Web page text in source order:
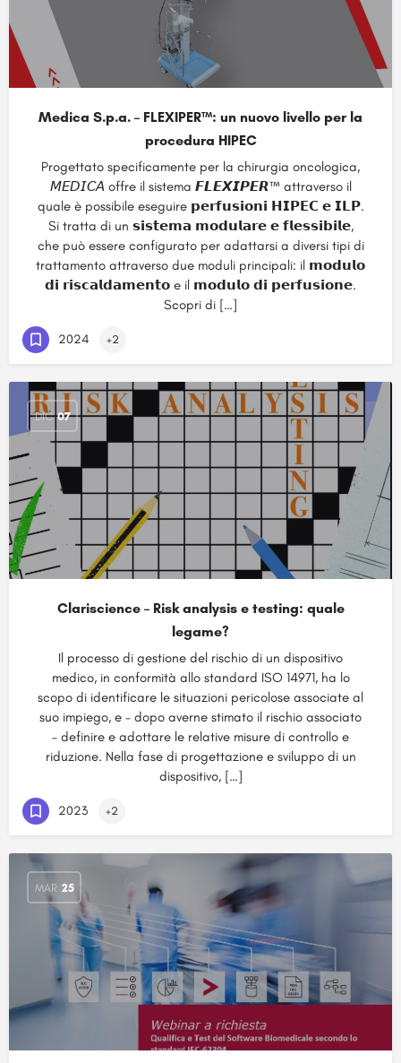
Medica S.p.a. – FLEXIPER™: un nuovo livello per la
procedura HIPEC
Progettato specificamente per la chirurgia oncologica,
𝘔𝘌𝘋𝘐𝘊𝘈 offre il sistema 𝙁𝙇𝙀𝙓𝙄𝙋𝙀𝙍™ attraverso il
quale è possibile eseguire 𝗽𝗲𝗿𝗳𝘂𝘀𝗶𝗼𝗻𝗶 𝗛𝗜𝗣𝗘𝗖 𝗲 𝗜𝗟𝗣.
Si tratta di un 𝘀𝗶𝘀𝘁𝗲𝗺𝗮 𝗺𝗼𝗱𝘂𝗹𝗮𝗿𝗲 𝗲 𝗳𝗹𝗲𝘀𝘀𝗶𝗯𝗶𝗹𝗲,
che può essere configurato per adattarsi a diversi tipi di
trattamento attraverso due moduli principali: il 𝗺𝗼𝗱𝘂𝗹𝗼
𝗱𝗶 𝗿𝗶𝘀𝗰𝗮𝗹𝗱𝗮𝗺𝗲𝗻𝘁𝗼 e il 𝗺𝗼𝗱𝘂𝗹𝗼 𝗱𝗶 𝗽𝗲𝗿𝗳𝘂𝘀𝗶𝗼𝗻𝗲.
Scopri di […]
2024 +2
DIC 07
Clariscience – Risk analysis e testing: quale
legame?
Il processo di gestione del rischio di un dispositivo
medico, in conformità allo standard ISO 14971, ha lo
scopo di identificare le situazioni pericolose associate al
suo impiego, e – dopo averne stimato il rischio associato
– definire e adottare le relative misure di controllo e
riduzione. Nella fase di progettazione e sviluppo di un
dispositivo, […]
2023 +2
MAR 25